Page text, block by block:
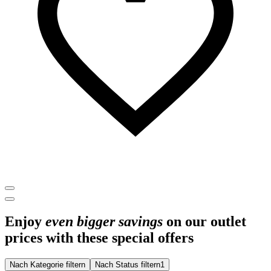
Enjoy even bigger savings on our outlet
prices with these special offers
Nach Kategorie filtern Nach Status filtern1